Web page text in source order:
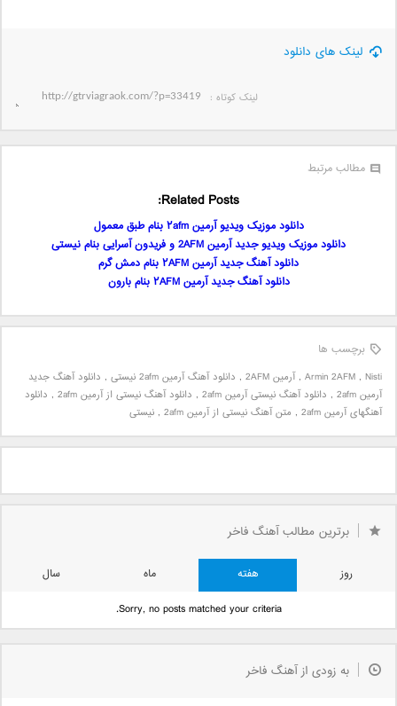
لینک های دانلود
لینک کوتاه‌ :
مطالب مرتبط
Related Posts:
دانلود موزیک ویدیو آرمین ۲afm بنام طبق معمول
دانلود موزیک ویدیو جدید آرمین 2AFM و فریدون آسرایی بنام نیستی
دانلود آهنگ جدید آرمین ۲AFM بنام دمش گرم
دانلود آهنگ جدید آرمین ۲AFM بنام بارون
برچسب ها
Armin 2AFM , Nisti
,آرمین 2AFM , دانلود آهنگ آرمین 2afm نیستی , دانلود آهنگ جدید
آرمین 2afm
, دانلود آهنگ نیستی آرمین 2afm , دانلود آهنگ نیستی از آرمین 2afm , دانلود
آهنگهای آرمین 2afm
, متن آهنگ نیستی از آرمین 2afm , نیستی
برترین مطالب آهنگ فاخر
روز هفته ماه
سال
Sorry, no posts matched your criteria.
به زودی از آهنگ فاخر